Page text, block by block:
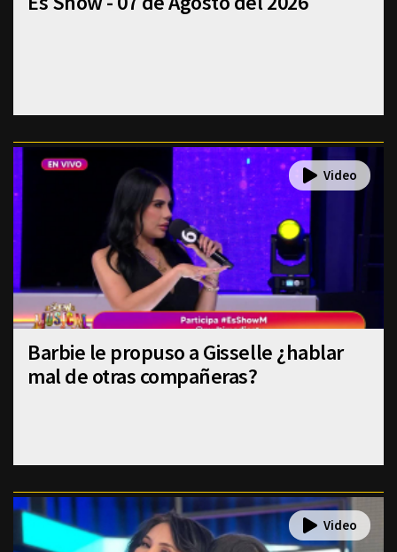
Barbie le propuso a Gisselle ¿hablar
mal de otras compañeras?